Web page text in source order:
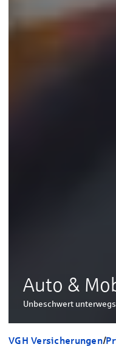
Auto &
Unbeschwert
VGH Versicherungen/